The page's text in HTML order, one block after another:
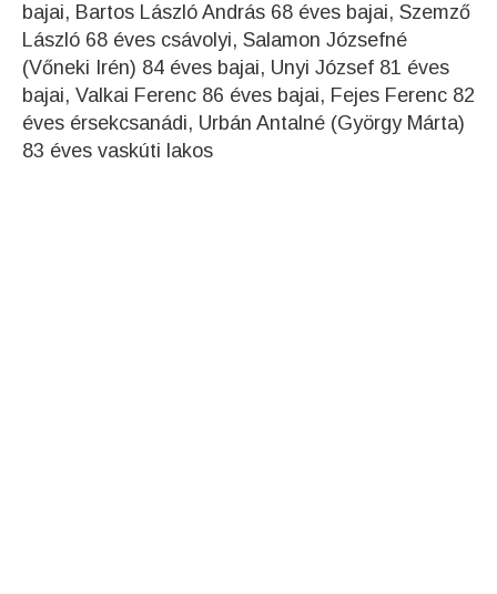
bajai, Bartos László András 68 éves bajai, Szemző
László 68 éves csávolyi, Salamon Józsefné
(Vőneki Irén) 84 éves bajai, Unyi József 81 éves
bajai, Valkai Ferenc 86 éves bajai, Fejes Ferenc 82
éves érsekcsanádi, Urbán Antalné (György Márta)
83 éves vaskúti lakos